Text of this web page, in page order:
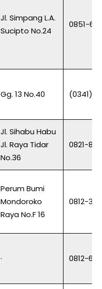
Jl. Simpang L.A.
Sucipto No.24
0851-
Gg. 13 No.40 (0341)
Jl. Sihabu Habu
Jl. Raya Tidar
No.36
0821-
Perum Bumi
Mondoroko
Raya No.F 16
0812-
· 0812-